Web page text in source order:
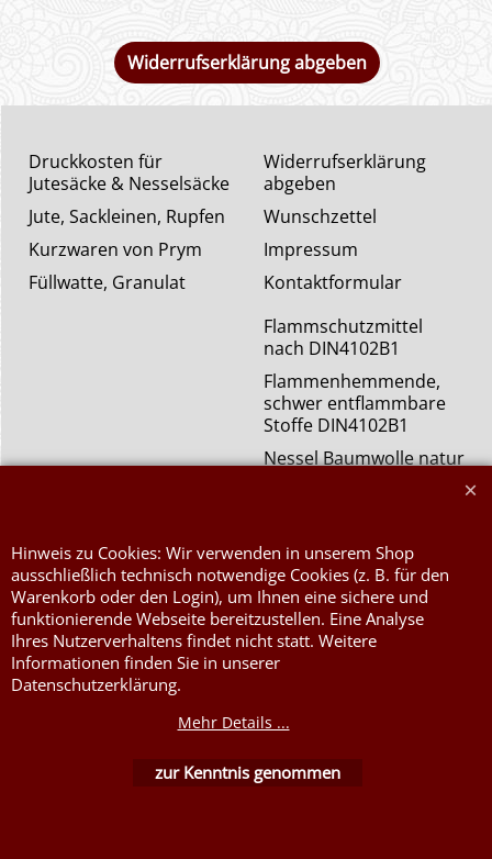
Widerrufserklärung abgeben
Widerrufserklärung
abgeben
Wunschzettel
Impressum
Kontaktformular
Druckkosten für
Jutesäcke & Nesselsäcke
Jute, Sackleinen, Rupfen
Kurzwaren von Prym
Füllwatte, Granulat
Flammschutzmittel
nach DIN4102B1
Flammenhemmende,
schwer entflammbare
Stoffe DIN4102B1
Nessel Baumwolle natur
WebShop erstellt mit ShopFactory Shop Software.
Hinweis zu Cookies: Wir verwenden in unserem Shop
ausschließlich technisch notwendige Cookies (z. B. für den
Warenkorb oder den Login), um Ihnen eine sichere und
funktionierende Webseite bereitzustellen. Eine Analyse
Ihres Nutzerverhaltens findet nicht statt. Weitere
Informationen finden Sie in unserer
Datenschutzerklärung.
Mehr Details ...
zur Kenntnis genommen